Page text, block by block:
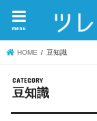
menu
HOME 豆知識
豆知識